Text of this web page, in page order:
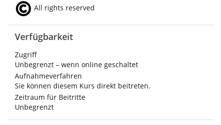
All rights reserved
Verfügbarkeit
Zugriff
Unbegrenzt – wenn online geschaltet
Aufnahmeverfahren
Sie können diesem Kurs direkt beitreten.
Zeitraum für Beitritte
Unbegrenzt